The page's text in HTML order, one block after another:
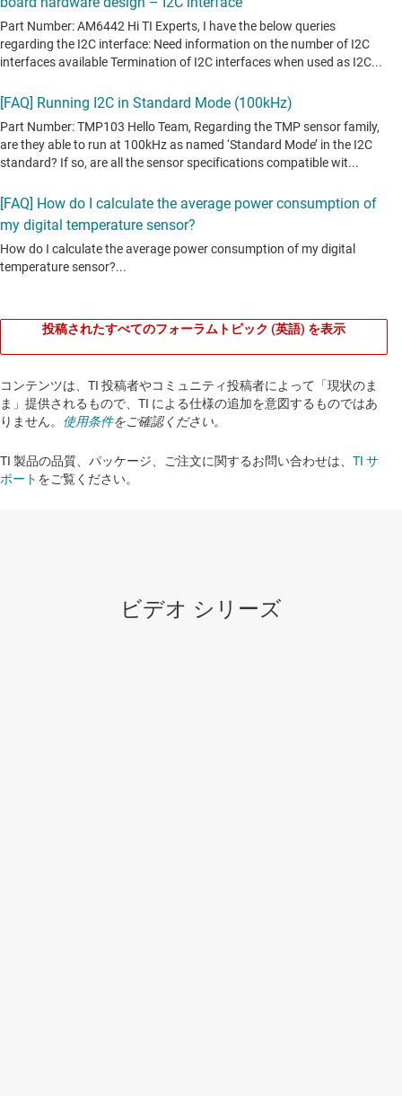
投稿されたすべてのフォーラムトピック (英語) を表示
コンテンツは、TI 投稿者やコミュニティ投稿者によって「現状のま
ま」提供されるもので、TI による仕様の追加を意図するものではあ
りません。 使用条件をご確認ください。
TI 製品の品質、パッケージ、ご注文に関するお問い合わせは、 TI サ
ポート をご覧ください。​​​​​​​​​​​​​​
ビデオ シリーズ